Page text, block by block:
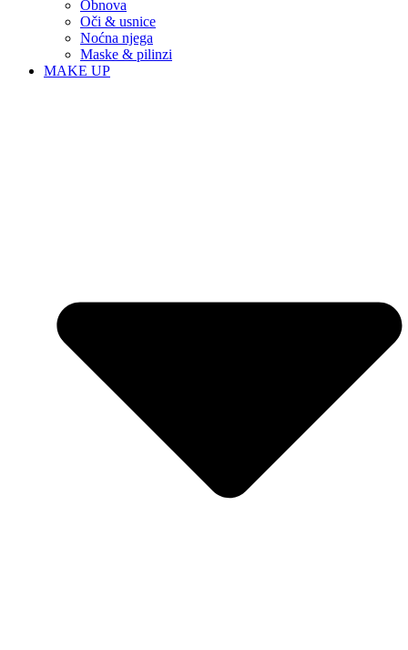
Obnova
Oči & usnice
Noćna njega
Maske & pilinzi
MAKE UP